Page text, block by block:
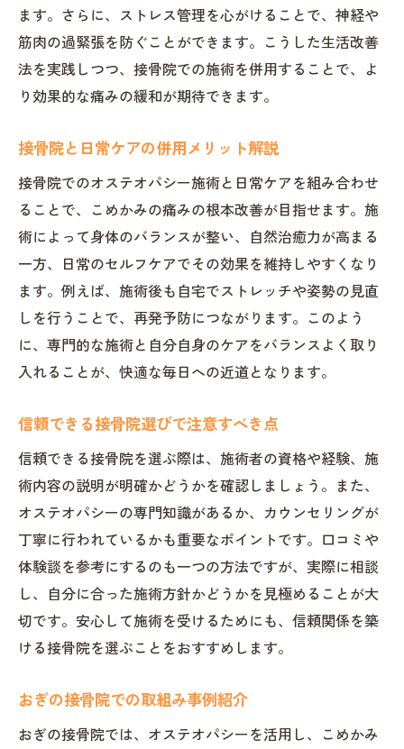
ます。さらに、ストレス管理を心がけることで、神経や
筋肉の過緊張を防ぐことができます。こうした生活改善
法を実践しつつ、接骨院での施術を併用することで、よ
り効果的な痛みの緩和が期待できます。
接骨院と日常ケアの併用メリット解説
接骨院でのオステオパシー施術と日常ケアを組み合わせ
ることで、こめかみの痛みの根本改善が目指せます。施
術によって身体のバランスが整い、自然治癒力が高まる
一方、日常のセルフケアでその効果を維持しやすくなり
ます。例えば、施術後も自宅でストレッチや姿勢の見直
しを行うことで、再発予防につながります。このよう
に、専門的な施術と自分自身のケアをバランスよく取り
入れることが、快適な毎日への近道となります。
信頼できる接骨院選びで注意すべき点
信頼できる接骨院を選ぶ際は、施術者の資格や経験、施
術内容の説明が明確かどうかを確認しましょう。また、
オステオパシーの専門知識があるか、カウンセリングが
丁寧に行われているかも重要なポイントです。口コミや
体験談を参考にするのも一つの方法ですが、実際に相談
し、自分に合った施術方針かどうかを見極めることが大
切です。安心して施術を受けるためにも、信頼関係を築
ける接骨院を選ぶことをおすすめします。
おぎの接骨院での取組み事例紹介
おぎの接骨院では、オステオパシーを活用し、こめかみ